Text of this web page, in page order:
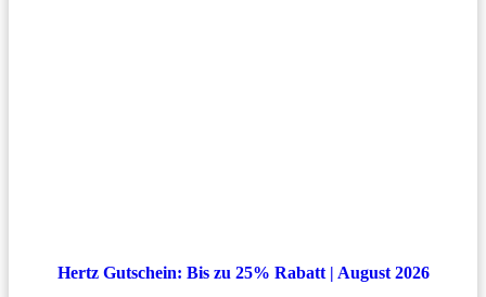
Hertz Gutschein: Bis zu 25% Rabatt | August 2026